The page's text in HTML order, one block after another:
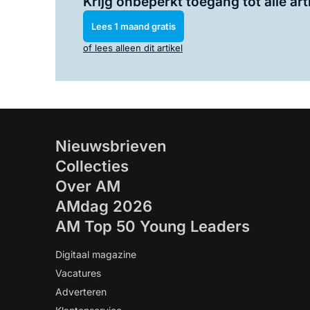
Lees 1 maand gratis
of lees alleen dit artikel
Nieuwsbrieven
Collecties
Over AM
AMdag 2026
AM Top 50 Young Leaders
Digitaal magazine
Vacatures
Adverteren